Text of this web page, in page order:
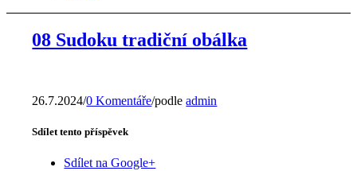
08 Sudoku tradiční obálka
26.7.2024/0 Komentáře/podleadmin
Sdílet tento příspěvek
Sdílet na Google+